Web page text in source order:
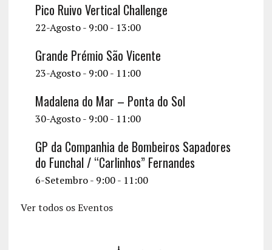
Pico Ruivo Vertical Challenge
22-Agosto - 9:00- 13:00
Grande Prémio São Vicente
23-Agosto - 9:00- 11:00
Madalena do Mar – Ponta do Sol
30-Agosto - 9:00- 11:00
GP da Companhia de Bombeiros Sapadores
do Funchal / “Carlinhos” Fernandes
6-Setembro - 9:00- 11:00
Ver todos os Eventos